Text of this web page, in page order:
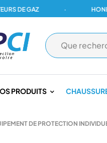
GAZ
PRODUITS
DE PROTECTION